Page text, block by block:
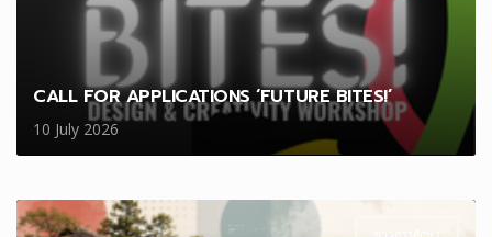
CALL FOR APPLICATIONS ‘FUTURE BITES!’
10 July 2026